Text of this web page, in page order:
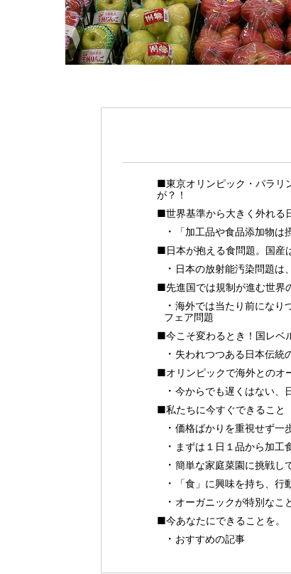
■東京オリンピック・パラリ
が？！
■世界基準から大きく外れる
「加工品や食品添加物
■日本が抱える食問題。国産
日本の放射能汚染問題は
■先進国では規制が進む世界
海外では当たり前になり
フェア問題
■今こそ変わるとき！国レベ
失われつつある日本伝統
■オリンピックで海外とのオ
今からでも遅くはない、
■私たちに今すぐできること
価格ばかりを重視せず一
まずは１日１品から加工
簡単な家庭菜園に挑戦し
「食」に興味を持ち、
オーガニックが特別なこ
■今あなたにできることを。
おすすめの記事